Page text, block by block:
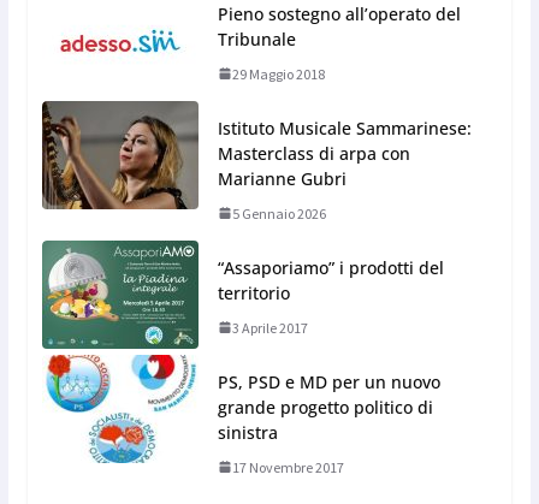
Pieno sostegno all’operato del
Tribunale
29 Maggio 2018
Istituto Musicale Sammarinese:
Masterclass di arpa con
Marianne Gubri
5 Gennaio 2026
“Assaporiamo” i prodotti del
territorio
3 Aprile 2017
PS, PSD e MD per un nuovo
grande progetto politico di
sinistra
17 Novembre 2017